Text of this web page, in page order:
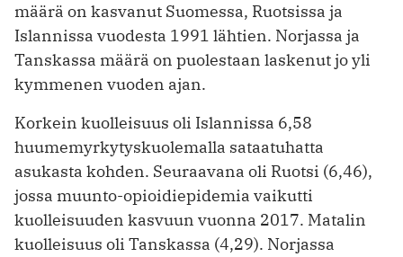
määrä on kasvanut Suomessa, Ruotsissa ja
Islannissa vuodesta 1991 lähtien. Norjassa ja
Tanskassa määrä on puolestaan laskenut jo yli
kymmenen vuoden ajan.
Korkein kuolleisuus oli Islannissa 6,58
huumemyrkytyskuolemalla sataatuhatta
asukasta kohden. Seuraavana oli Ruotsi (6,46),
jossa muunto-opioidiepidemia vaikutti
kuolleisuuden kasvuun vuonna 2017. Matalin
kuolleisuus oli Tanskassa (4,29). Norjassa